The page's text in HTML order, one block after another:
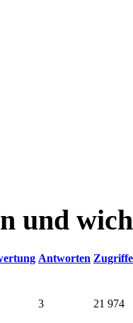
und
Antworten Zugriffe
3 21 974